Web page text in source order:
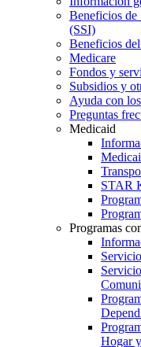
Beneficios de
(SSI)
Beneficios
Medicare
Fondos y
Subsidios y
Ayuda con
Preguntas
Medicaid
STAR
Programas
Hogar